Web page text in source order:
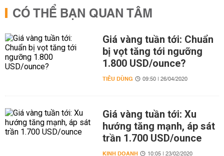
CÓ THỂ BẠN QUAN TÂM
Giá vàng tuần tới: Chuẩn
bị vọt tăng tới ngưỡng
1.800 USD/ounce?
TIÊU DÙNG 09:50 | 26/04/2020
Giá vàng tuần tới: Xu
hướng tăng mạnh, áp sát
trần 1.700 USD/ounce
KINH DOANH 10:05 | 23/02/2020